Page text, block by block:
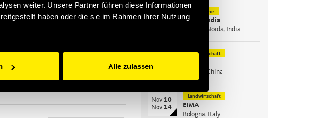
weiter. Unsere Partner führen diese Informationen
haben oder die sie im Rahmen Ihrer Nutzung
Alle zulassen
us at
Sep15
Baubranche
Bauma India
Greater Noida, India
Okt
Landwirtschaft
WuHan, China
Nov 10
Nov 14
Landwirtschaft
EIMA
Bologna, Italy